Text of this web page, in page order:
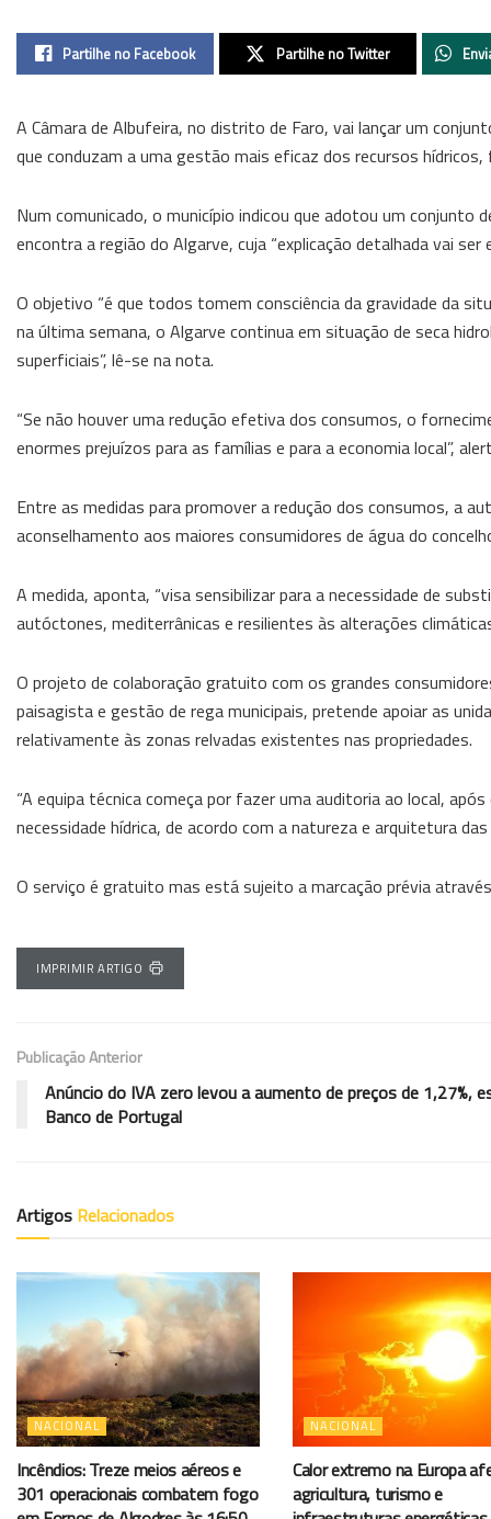
Partilhe no Facebook Partilhe no Twitter
A Câmara de Albufeira, no distrito de Faro, vai lançar um
que conduzam a uma gestão mais eficaz dos recursos hídricos,
Num comunicado, o município indicou que adotou um conjunto
encontra a região do Algarve, cuja “explicação detalhada vai
O objetivo “é que todos tomem consciência da gravidade da
na última semana, o Algarve continua em situação de seca
superficiais”, lê-se na nota.
“Se não houver uma redução efetiva dos consumos, o
enormes prejuízos para as famílias e para a economia local”,
Entre as medidas para promover a redução dos consumos, a
aconselhamento aos maiores consumidores de água do
A medida, aponta, “visa sensibilizar para a necessidade de
autóctones, mediterrânicas e resilientes às alterações
O projeto de colaboração gratuito com os grandes
paisagista e gestão de rega municipais, pretende apoiar as
relativamente às zonas relvadas existentes nas propriedades.
“A equipa técnica começa por fazer uma auditoria ao local,
necessidade hídrica, de acordo com a natureza e arquitetura
O serviço é gratuito mas está sujeito a marcação prévia
IMPRIMIR ARTIGO
Publicação Anterior
Anúncio do IVA zero levou a aumento de preços de 1,27%,
Banco de Portugal
Artigos Relacionados
NACIONAL
Incêndios: Treze meios aéreos e
301 operacionais combatem fogo
NACIONAL
Calor extremo na Europa
agricultura, turismo e